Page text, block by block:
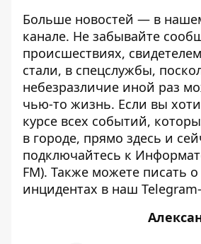
Больше новостей — в
канале. Не забывайте
происшествиях,
стали, в спецслужбы,
небезразличие иной раз
чью-то жизнь. Если вы
курсе всех событий,
в городе, прямо здесь и
подключайтесь к
FM). Также можете писать
инцидентах в наш